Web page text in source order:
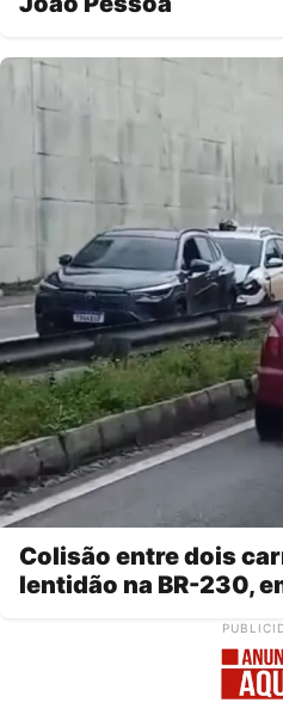
Colisão entre dois
lentidão na BR-230,